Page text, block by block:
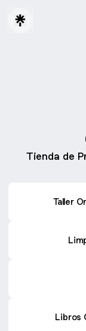
Tienda de
Taller
Libros